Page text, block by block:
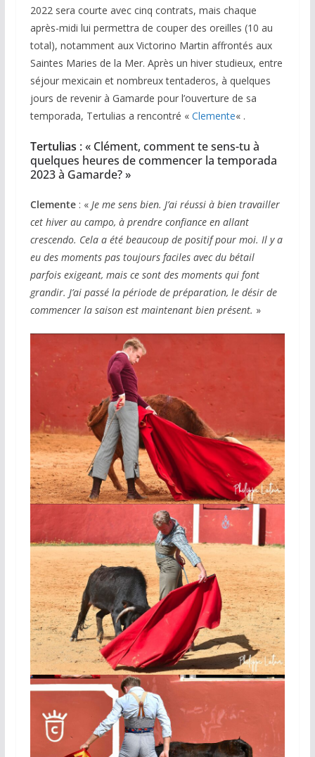
2022 sera courte avec cinq contrats, mais chaque
après-midi lui permettra de couper des oreilles (10 au
total), notamment aux Victorino Martin affrontés aux
Saintes Maries de la Mer. Après un hiver studieux, entre
séjour mexicain et nombreux tentaderos, à quelques
jours de revenir à Gamarde pour l’ouverture de sa
temporada, Tertulias a rencontré « Clemente« .
Tertulias : « Clément, comment te sens-tu à
quelques heures de commencer la temporada
2023 à Gamarde? »
Clemente : « Je me sens bien. J’ai réussi à bien travailler
cet hiver au campo, à prendre confiance en allant
crescendo. Cela a été beaucoup de positif pour moi. Il y a
eu des moments pas toujours faciles avec du bétail
parfois exigeant, mais ce sont des moments qui font
grandir. J’ai passé la période de préparation, le désir de
commencer la saison est maintenant bien présent. »